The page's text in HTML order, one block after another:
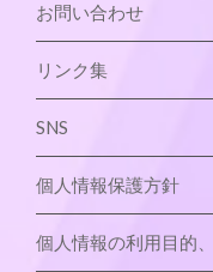
お問い合わせ
リンク集
SNS
個人情報保護方針
個人情報の利用目的